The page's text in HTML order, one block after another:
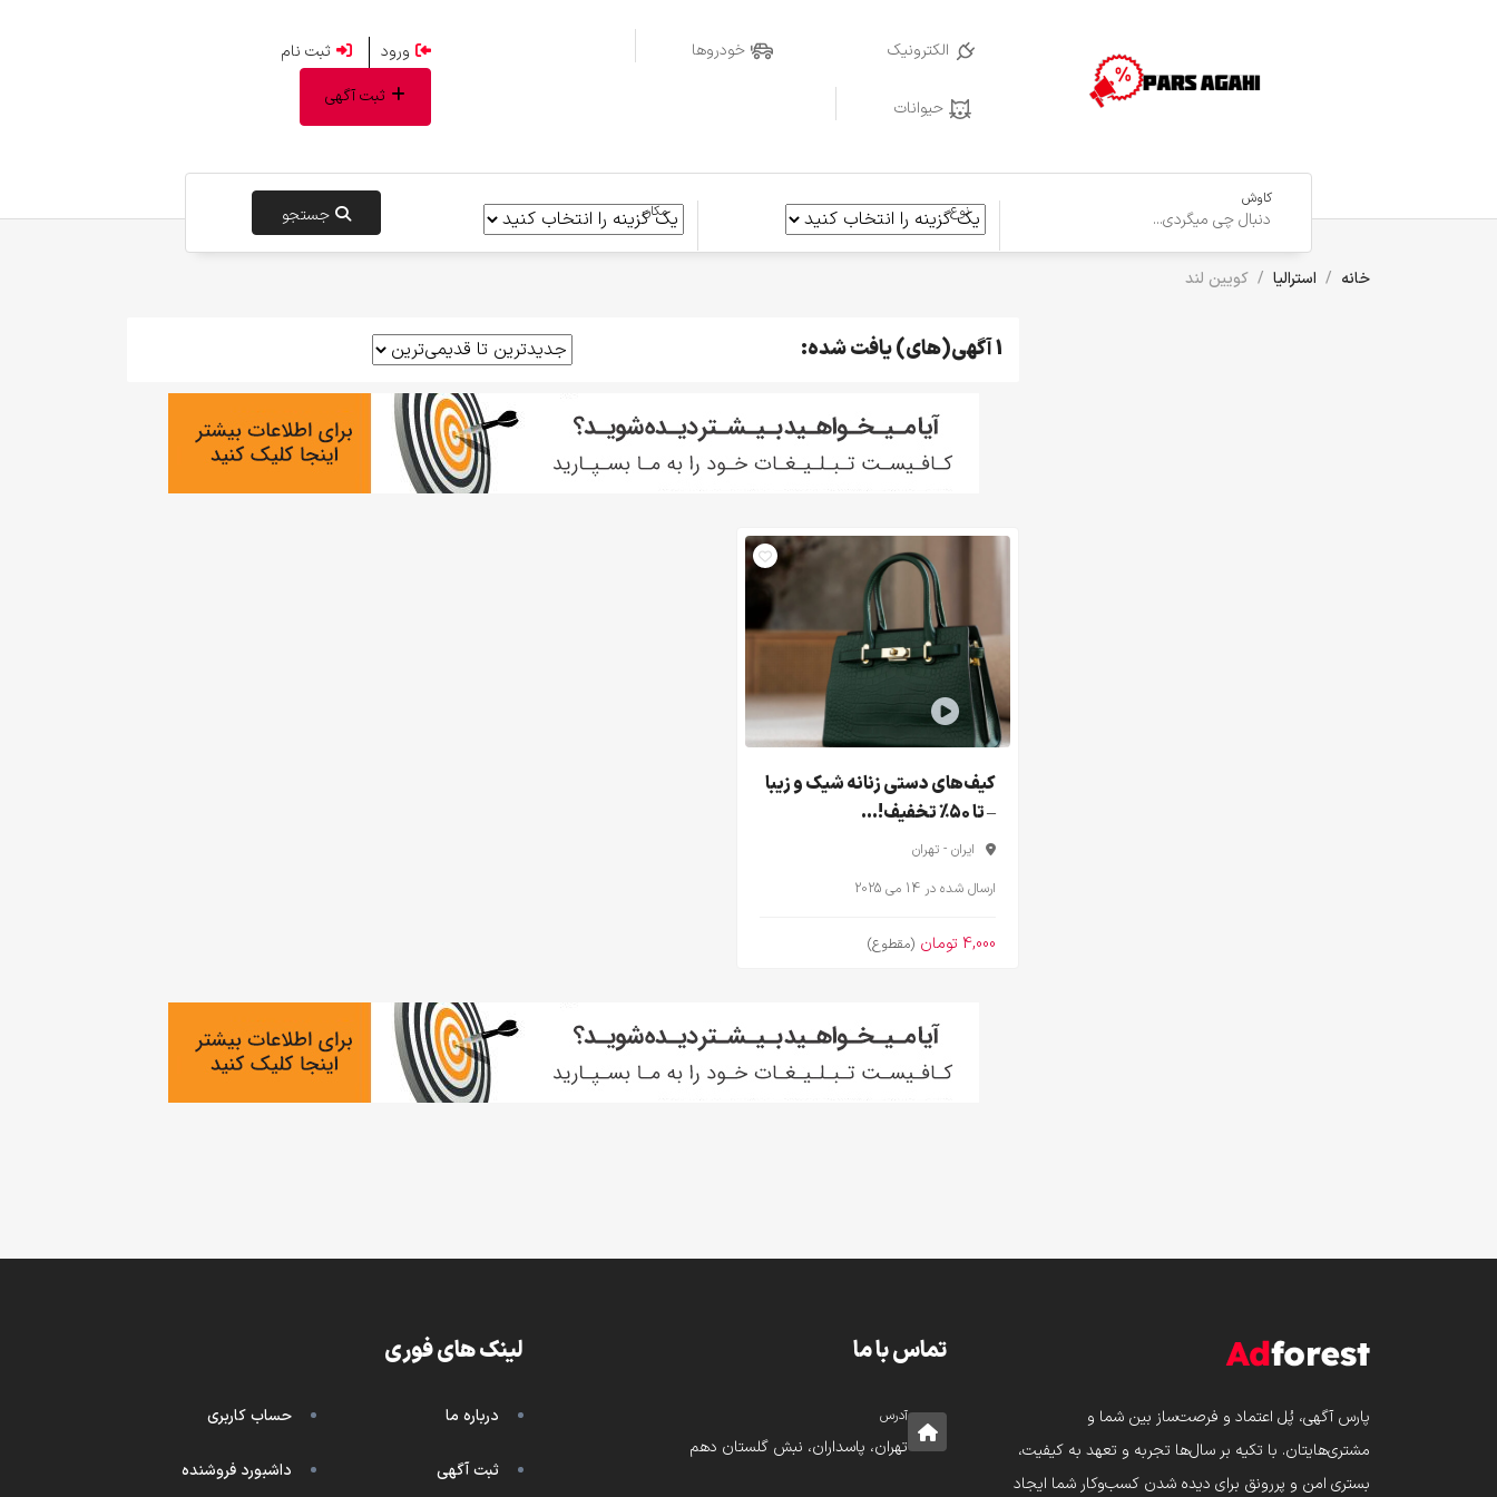
الکترونیک خودروها
حیوانات
کاوش
نوع مکان جستجو
ورود
ثبت نام
ثبت آگهی
خانه استرالیا کویین لند
1 آگهی(های) یافت شده:
کیف‌های دستی زنانه شیک و زیبا
– تا ۵۰٪ تخفیف!...
ایران - تهران
ارسال شده در 14 می 2025
4,000 تومان (مقطوع)
پارس‌ آگهی، پُل اعتماد و فرصت‌ساز بین شما و
مشتری‌هایتان. با تکیه بر سال‌ها تجربه و تعهد به کیفیت،
بستری امن و پررونق برای دیده شدن کسب‌وکار شما ایجاد
تماس با ما
آدرس
تهران، پاسداران، نبش گلستان دهم
لینک های فوری
درباره ما
ثبت آگهی
حساب کاربری
داشبورد فروشنده